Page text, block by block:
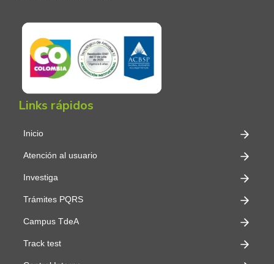
Links rápidos
Inicio
Atención al usuario
Investiga
Trámites PQRS
Campus TdeA
Track test